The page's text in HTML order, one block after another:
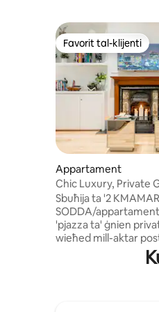
Favorit tal-klijenti
Favorit tal-klijenti
Appartament
Chic Luxury, Private
Con & Extras
Sbuħija ta '2
SODDA/appartament
'pjazza ta' ġnien
wieħed mill-aktar
u konvenjenti ta'
'siti ewlenin.